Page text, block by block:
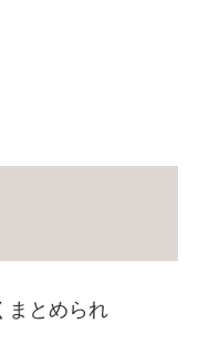
まとめられ